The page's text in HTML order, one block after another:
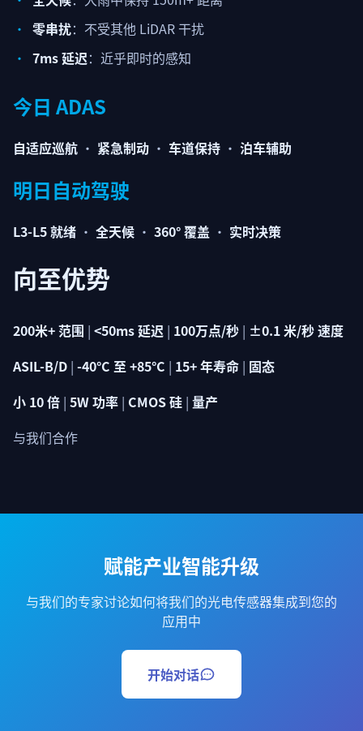
零串扰：不受其他 LiDAR 干扰
7ms 延迟：近乎即时的感知
今日 ADAS
自适应巡航 • 紧急制动 • 车道保持 • 泊车辅助
明日自动驾驶
L3-L5 就绪 • 全天候 • 360° 覆盖 • 实时决策
向至优势
200米+ 范围 | <50ms 延迟 | 100万点/秒 | ±0.1 米/秒 速度
ASIL-B/D | -40°C 至 +85°C | 15+ 年寿命 | 固态
小 10 倍 | 5W 功率 | CMOS 硅 | 量产
与我们合作
赋能产业智能升级
与我们的专家讨论如何将我们的光电传感器集成到您的
应用中
开始对话